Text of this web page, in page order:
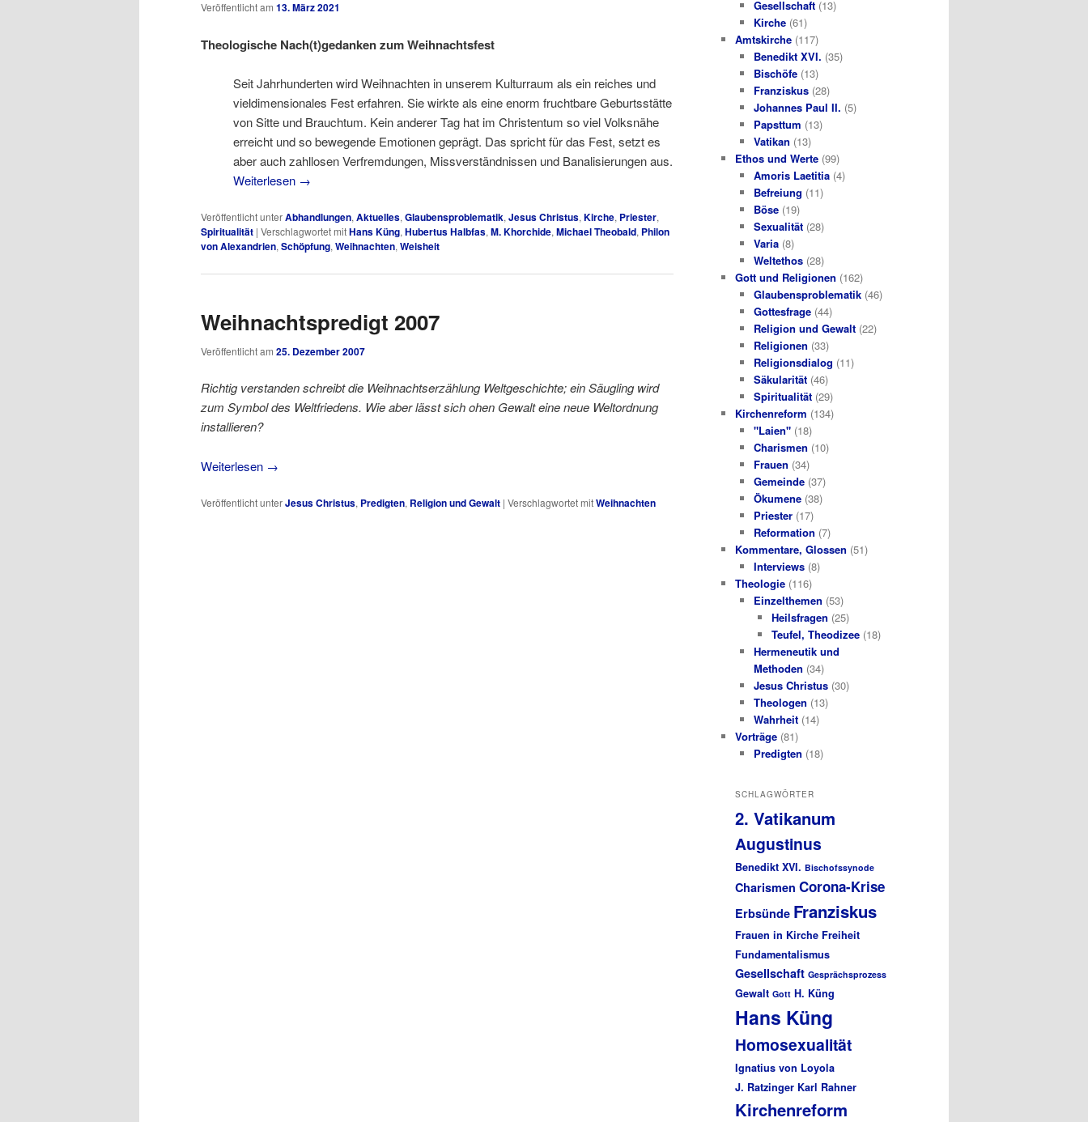
Veröffentlicht am 13. März 2021
Theologische Nach(t)gedanken zum Weihnachtsfest
Seit Jahrhunderten wird Weihnachten in unserem Kulturraum als ein reiches und
vieldimensionales Fest erfahren. Sie wirkte als eine enorm fruchtbare Geburtsstätte
von Sitte und Brauchtum. Kein anderer Tag hat im Christentum so viel Volksnähe
erreicht und so bewegende Emotionen geprägt. Das spricht für das Fest, setzt es
aber auch zahllosen Verfremdungen, Missverständnissen und Banalisierungen aus.
Weiterlesen →
Veröffentlicht unterAbhandlungen, Aktuelles, Glaubensproblematik, Jesus Christus, Kirche, Priester,
Spiritualität | Verschlagwortet mitHans Küng, Hubertus Halbfas, M. Khorchide, Michael Theobald, Philon
von Alexandrien, Schöpfung, Weihnachten, Weisheit
Weihnachtspredigt 2007
Veröffentlicht am 25. Dezember 2007
Richtig verstanden schreibt die Weihnachtserzählung Weltgeschichte; ein Säugling wird
zum Symbol des Weltfriedens. Wie aber lässt sich ohen Gewalt eine neue Weltordnung
installieren?
Weiterlesen →
Veröffentlicht unterJesus Christus, Predigten, Religion und Gewalt | Verschlagwortet mitWeihnachten
Gesellschaft(13)
Kirche(61)
Amtskirche (117)
Benedikt XVI. (35)
Bischöfe(13)
Franziskus(28)
Johannes Paul II. (5)
Papsttum (13)
Vatikan (13)
Ethos und Werte (99)
Amoris Laetitia(4)
Befreiung (11)
Böse(19)
Sexualität(28)
Varia(8)
Weltethos(28)
Gott und Religionen (162)
Glaubensproblematik(46)
Gottesfrage(44)
Religion und Gewalt(22)
Religionen (33)
Religionsdialog (11)
Säkularität(46)
Spiritualität(29)
Kirchenreform (134)
"Laien"(18)
Charismen (10)
Frauen (34)
Gemeinde(37)
Ökumene(38)
Priester(17)
Reformation (7)
Kommentare, Glossen (51)
Interviews(8)
Theologie (116)
Einzelthemen (53)
Heilsfragen (25)
Teufel, Theodizee (18)
Hermeneutik und
Methoden (34)
Jesus Christus(30)
Theologen (13)
Wahrheit(14)
Vorträge (81)
Predigten (18)
SCHLAGWÖRTER
2. Vatikanum
Augustinus
Benedikt XVI. Bischofssynode
Charismen Corona-Krise
Erbsünde Franziskus
Frauen in Kirche Freiheit
Fundamentalismus
Gesellschaft Gesprächsprozess
Gewalt Gott H. Küng
Hans Küng
Homosexualität
Ignatius von Loyola
J. Ratzinger Karl Rahner
Kirchenreform